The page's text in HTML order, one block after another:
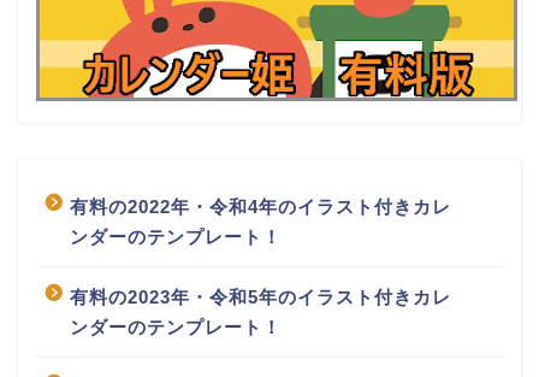
有料の2022年・令和4年のイラスト付きカレ
ンダーのテンプレート！
有料の2023年・令和5年のイラスト付きカレ
ンダーのテンプレート！